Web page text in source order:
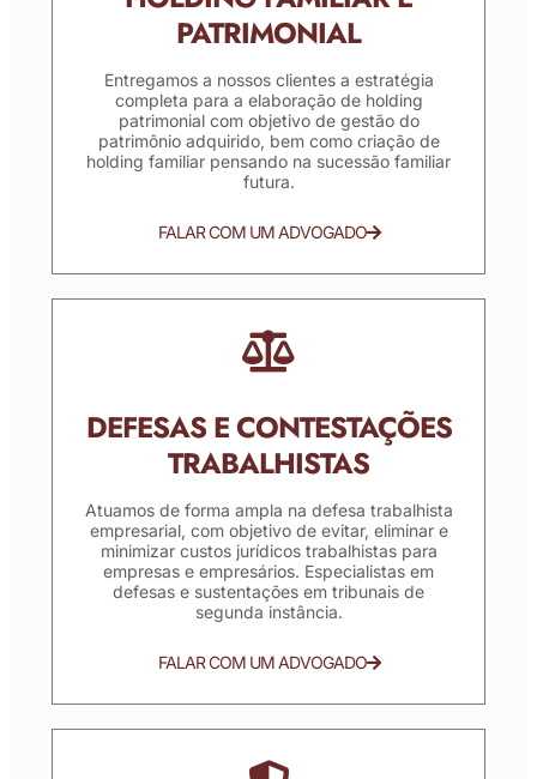
PATRIMONIAL
Entregamos a nossos clientes a estratégia
completa para a elaboração de holding
patrimonial com objetivo de gestão do
patrimônio adquirido, bem como criação de
holding familiar pensando na sucessão familiar
futura.
FALAR COM UM ADVOGADO
DEFESAS E CONTESTAÇÕES
TRABALHISTAS
Atuamos de forma ampla na defesa trabalhista
empresarial, com objetivo de evitar, eliminar e
minimizar custos jurídicos trabalhistas para
empresas e empresários. Especialistas em
defesas e sustentações em tribunais de
segunda instância.
FALAR COM UM ADVOGADO